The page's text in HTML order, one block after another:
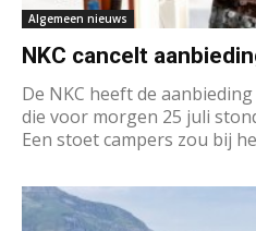
Algemeen nieuws
NKC cancelt
De NKC heeft de
die voor morgen 25 juli
Een stoet campers zou bij